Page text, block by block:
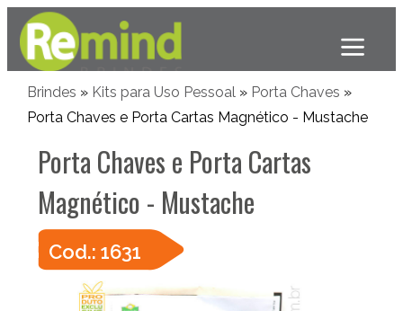
Brindes » Kits para Uso Pessoal» Porta Chaves »
Porta Chaves e Porta Cartas Magnético - Mustache
Porta Chaves e Porta Cartas
Magnético - Mustache
Cod.: 1631